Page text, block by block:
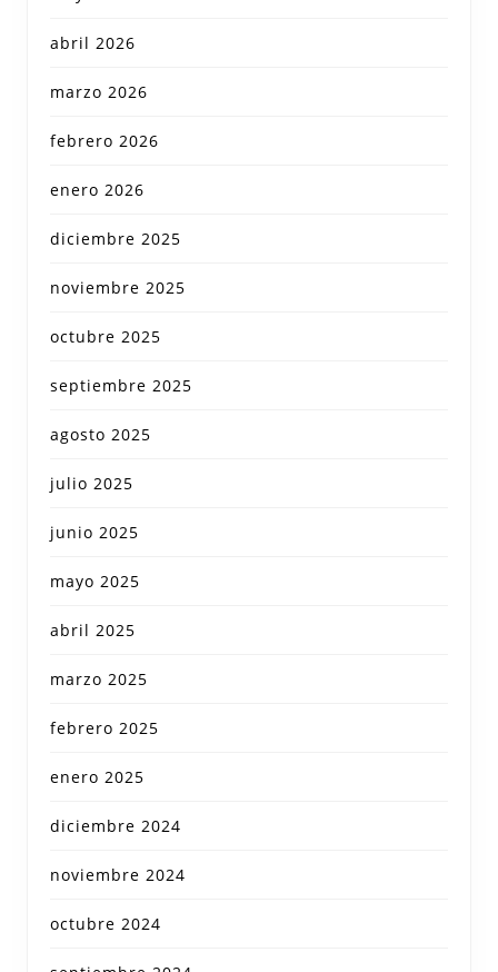
abril 2026
marzo 2026
febrero 2026
enero 2026
diciembre 2025
noviembre 2025
octubre 2025
septiembre 2025
agosto 2025
julio 2025
junio 2025
mayo 2025
abril 2025
marzo 2025
febrero 2025
enero 2025
diciembre 2024
noviembre 2024
octubre 2024